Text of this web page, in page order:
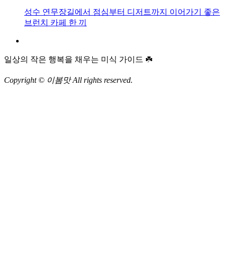
성수 연무장길에서 점심부터 디저트까지 이어가기 좋은
브런치 카페 한 끼
일상의 작은 행복을 채우는 미식 가이드 ☘️
Copyright © 이봄맛 All rights reserved.